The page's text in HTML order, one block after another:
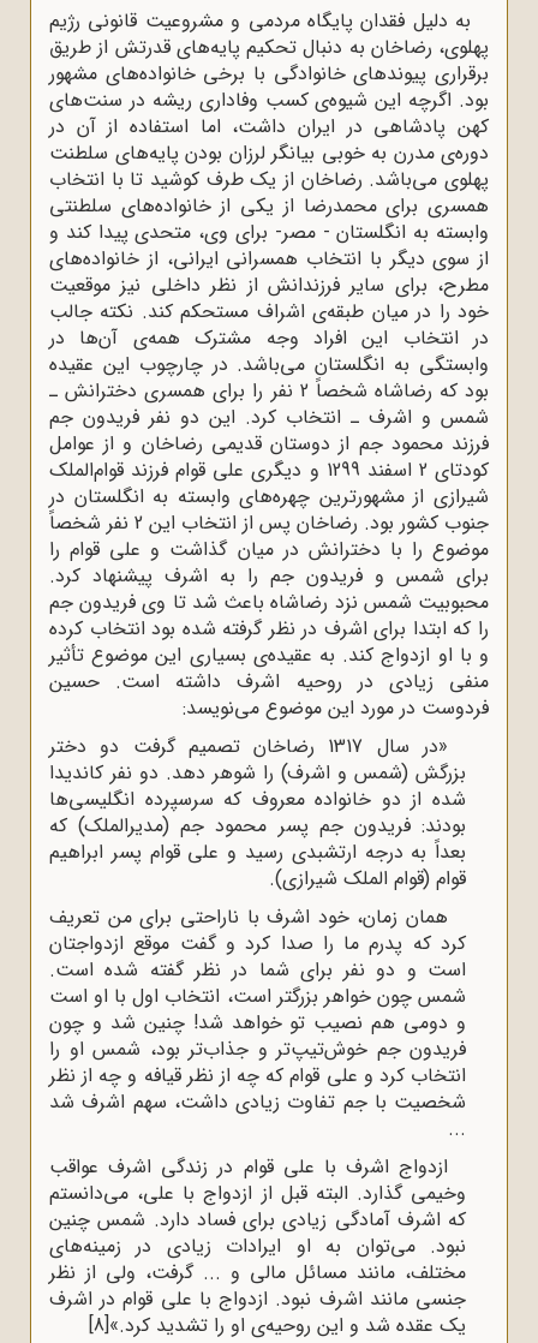
به دلیل فقدان پایگاه مردمی و مشروعیت قانونی رژیم
پهلوی، رضاخان به دنبال تحکیم پایه‌های قدرتش از طریق
برقراری پیوندهای خانوادگی با برخی خانواده‌های مشهور
بود. اگرچه این شیوه‌ی کسب وفاداری ریشه در سنت‌های
کهن پادشاهی در ایران داشت، اما استفاده از آن در
دوره‌ی مدرن به خوبی بیانگر لرزان بودن پایه‌های سلطنت
پهلوی می‌باشد. رضاخان از یک طرف کوشید تا با انتخاب
همسری برای محمدرضا از یکی از خانواده‌های سلطنتی
وابسته به انگلستان - مصر- برای وی، متحدی پیدا کند و
از سوی دیگر با انتخاب همسرانی ایرانی، از خانواده‌ها‌ی
مطرح، برای سایر فرزندانش از نظر داخلی نیز موقعیت
خود را در میان طبقه‌ی اشراف مستحکم کند. نکته جالب
در انتخاب این افراد وجه مشترک همه‌ی آن‌ها در
وابستگی به انگلستان می‌باشد. در چارچوب این عقیده
بود که رضاشاه شخصاً 2 نفر را برای همسری دخترانش ـ
شمس و اشرف ـ انتخاب کرد. این دو نفر فریدون جم
فرزند محمود جم از دوستان قدیمی رضاخان و از عوامل
کودتای 2 اسفند 1299 و دیگری علی قوام فرزند قوام‌الملک
شیرازی از مشهورترین چهره‌های وابسته به انگلستان در
جنوب کشور بود. رضاخان پس از انتخاب این 2 نفر شخصاً
موضوع را با دخترانش در میان گذاشت و علی قوام را
برای شمس و فریدون جم را به اشرف پیشنهاد کرد.
محبوبیت شمس نزد رضاشاه باعث شد تا وی فریدون جم
را که ابتدا برای اشرف در نظر گرفته شده بود انتخاب کرده
و با او ازدواج کند. به عقیده‌ی بسیاری این موضوع تأثیر
منفی زیادی در روحیه اشرف داشته است. حسین
فردوست در مورد این موضوع می‌نویسد:
«در سال 1317 رضاخان تصمیم گرفت دو دختر
بزرگش (شمس و اشرف) را شوهر دهد. دو نفر کاندیدا
شده از دو خانواده معروف که سرسپرده انگلیسی‌ها
بودند: فریدون جم پسر محمود جم (مدیرالملک) که
بعداً به درجه ارتشبدی رسید و علی قوام پسر ابراهیم
قوام (قوام الملک شیرازی).
همان زمان، خود اشرف با ناراحتی برای من تعریف
کرد که پدرم ما را صدا کرد و گفت موقع ازدواجتان
است و دو نفر برای شما در نظر گفته شده است.
شمس چون خواهر بزرگتر است، انتخاب اول با او است
و دومی هم نصیب تو خواهد شد! چنین شد و چون
فریدون جم خوش‌تیپ‌تر و جذاب‌تر بود، شمس او را
انتخاب کرد و علی قوام که چه از نظر قیافه و چه از نظر
شخصیت با جم تفاوت زیادی داشت، سهم اشرف شد
...
ازدواج اشرف با علی قوام در زندگی اشرف عواقب
وخیمی گذارد. البته قبل از ازدواج با علی، می‌دانستم
که اشرف آمادگی زیادی برای فساد دارد. شمس چنین
نبود. می‌توان به او ایرادات زیادی در زمینه‌های
مختلف، مانند مسائل مالی و ... گرفت، ولی از نظر
جنسی مانند اشرف نبود. ازدواج با علی قوام در اشرف
یک عقده شد و این روحیه‌ی او را تشدید کرد.»[8]